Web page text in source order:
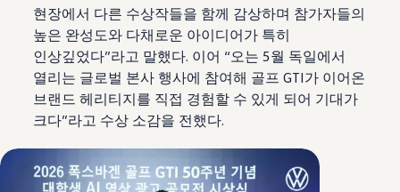
현장에서 다른 수상작들을 함께 감상하며 참가자들의
높은 완성도와 다채로운 아이디어가 특히
인상깊었다”라고 말했다. 이어 “오는 5월 독일에서
열리는 글로벌 본사 행사에 참여해 골프 GTI가 이어온
브랜드 헤리티지를 직접 경험할 수 있게 되어 기대가
크다”라고 수상 소감을 전했다.